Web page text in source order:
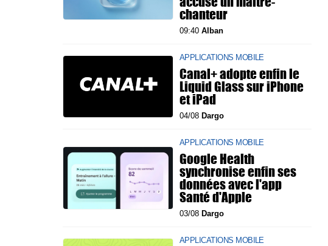
chanteur
09:40 Alban
APPLICATIONS MOBILE
Canal+ adopte enfin le
Liquid Glass sur iPhone
et iPad
04/08 Dargo
APPLICATIONS MOBILE
Google Health
synchronise enfin ses
données avec l'app
Santé d'Apple
03/08 Dargo
APPLICATIONS MOBILE